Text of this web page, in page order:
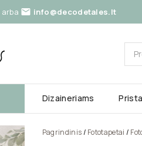
arba  info@decodetales.lt
Dizaineriams
Pagrindinis Fototapetai